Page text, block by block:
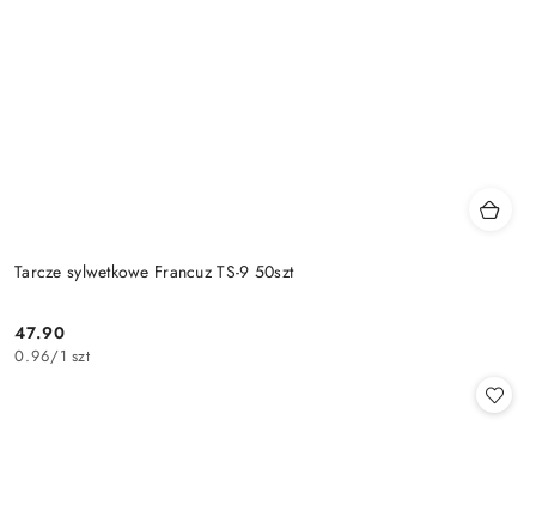
Tarcze sylwetkowe Francuz TS-9 50szt
Cena:
47.90
0.96/1 szt